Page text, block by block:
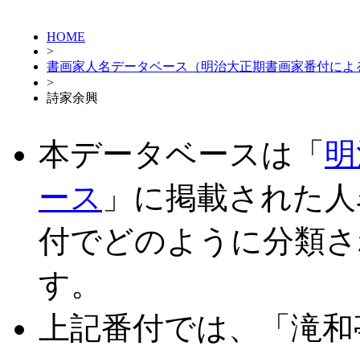
HOME
>
書画家人名データベース（明治大正期書画家番付によ
>
詩家余興
本データベースは「
ース 」に掲載された
付でどのように分類
す。
上記番付では、「滝